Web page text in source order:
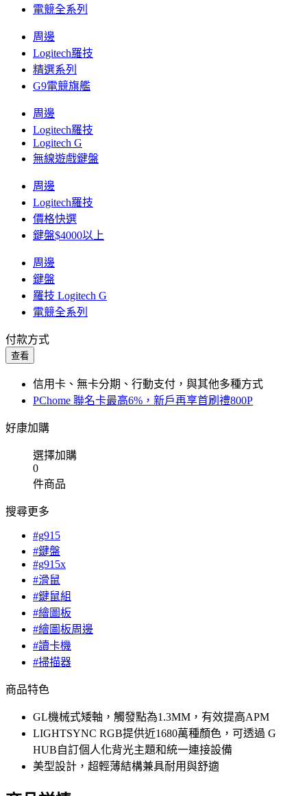
電競全系列
周邊
Logitech羅技
精選系列
G9電競旗艦
周邊
Logitech羅技
Logitech G
無線遊戲鍵盤
周邊
Logitech羅技
價格快選
鍵盤$4000以上
周邊
鍵盤
羅技 Logitech G
電競全系列
付款方式
查看
信用卡、無卡分期、行動支付，與其他多種方式
PChome 聯名卡最高6%，新戶再享首刷禮800P
好康加購
選擇加購
0
件商品
搜尋更多
#g915
#鍵盤
#g915x
#滑鼠
#鍵鼠組
#繪圖板
#繪圖板周邊
#讀卡機
#掃描器
商品特色
GL機械式矮軸，觸發點為1.3MM，有效提高APM
LIGHTSYNC RGB提供近1680萬種顏色，可透過 G
HUB自訂個人化背光主題和統一連接設備
美型設計，超輕薄結構兼具耐用與舒適